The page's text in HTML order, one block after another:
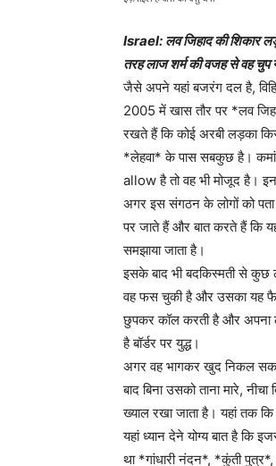
Israel: लव जिहाद की शिकार
तरह लाज शर्म की वजह से वह चुप
जैसे अपने यहां बजरंग दल है,
2005 में खास तौर पर *लव
रखते हैं कि कोई अरबी लड़का
*लेहवा* के पास सबकुछ है।
allow है तो वह भी मोजूद है।
अगर इस संगठन के लोगों को
पर जाते हैं और बात करते हैं कि
समझाया जाता है।
इसके बाद भी बदकिस्मती से कुछ
वह फस चुकी है और उसका यह
छुपकर कॉल करती है और अपना
है बॉर्डर पर युद्ध।
अगर वह भागकर खुद निकल
बाद बिना उसको ताना मारे,
ख्याल रखा जाता है। यहां तक
यहां ध्यान देने योग्य बात है कि
था *गांधारी नंदन*, *कुंती